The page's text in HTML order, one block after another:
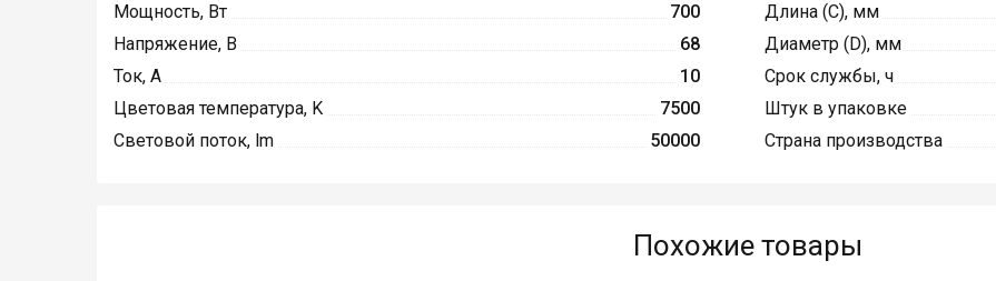
Мощность, Вт
700
Напряжение, В
68
Ток, А
10
Цветовая температура, K
7500
Световой поток, lm
50000
Длина (C), мм
Диаметр (D), мм
Срок службы, ч
Штук в упаковке
Страна производства
Похожие товары